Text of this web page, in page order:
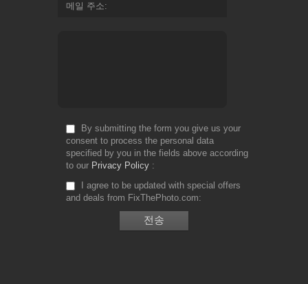
메일 주소
By submitting the form you give us your
consent to process the personal data
specified by you in the fields above according
to our Privacy Policy
I agree to be updated with special offers
and deals from FixThePhoto.com